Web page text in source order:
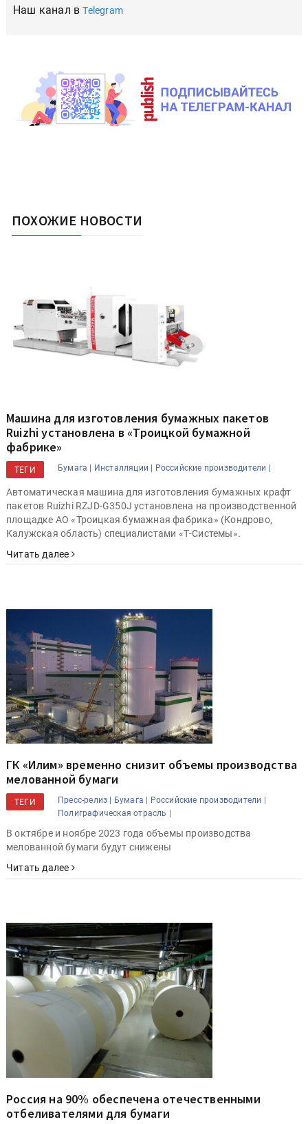
Наш канал вTelegram
ПОХОЖИЕ НОВОСТИ
Машина для изготовления бумажных пакетов
Ruizhi установлена в «Троицкой бумажной
фабрике»
ТЕГИ Бумага | Инсталляции | Российские производители |
Автоматическая машина для изготовления бумажных крафт
пакетов Ruizhi RZJD-G350J установлена на производственной
площадке АО «Троицкая бумажная фабрика» (Кондрово,
Калужская область) специалистами «Т-Системы».
Читать далее
ГК «Илим» временно снизит объемы производства
мелованной бумаги
ТЕГИ Пресс-релиз | Бумага |
Российские производители |
Полиграфическая отрасль |
В октябре и ноябре 2023 года объемы производства
мелованной бумаги будут снижены
Читать далее
Россия на 90% обеспечена отечественными
отбеливателями для бумаги